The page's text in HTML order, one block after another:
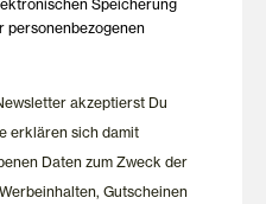
jeden
ein vielseitiges Sortiment an
Nachtwäsche und
personenbezogenen
akzeptierst Du
erklären sich damit
Daten zum Zweck der
Gutscheinen